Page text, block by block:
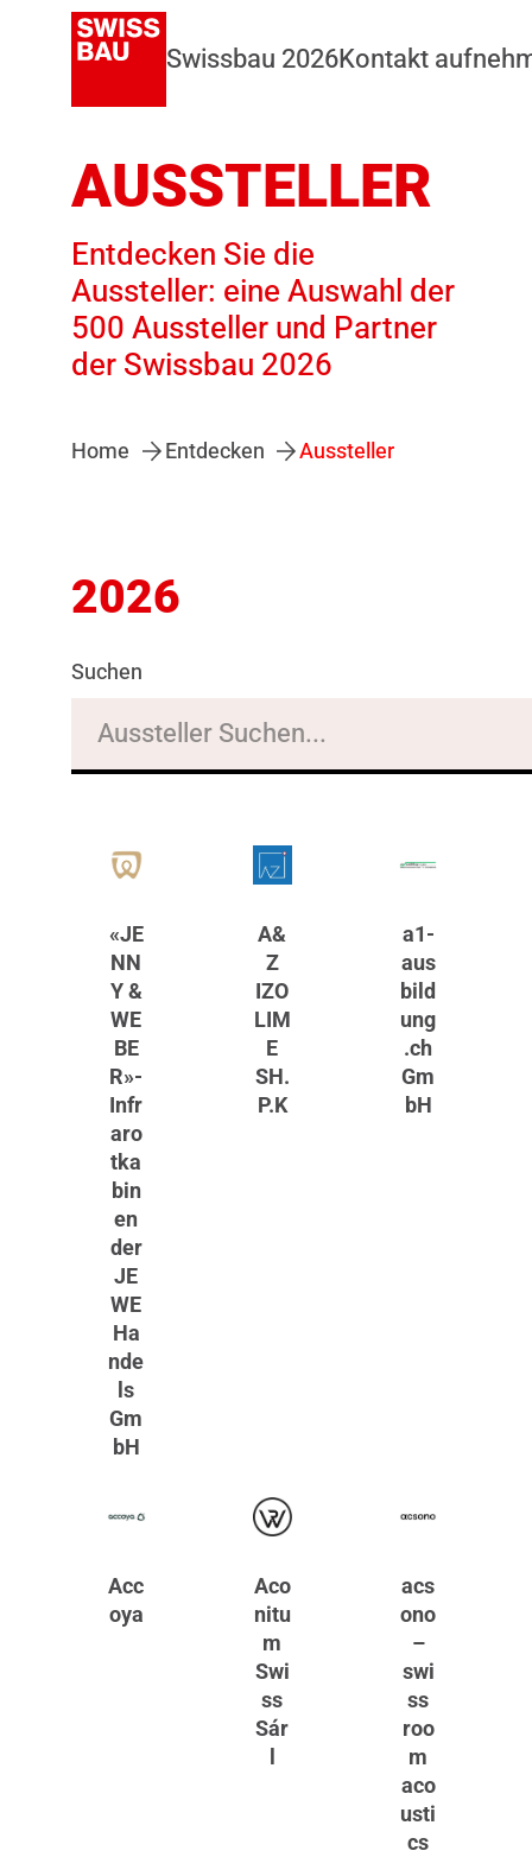
Swissbau 2026Kontakt
AUSSTELLER
Entdecken Sie die
Aussteller: eine Auswahl der
500 Aussteller und Partner
der Swissbau 2026
Home Entdecken Aussteller
2026
Suchen
«JE
NN
Y &
WE
BE
R»-
Infr
aro
tka
bin
en
der
JE
WE
Ha
nde
ls
Gm
bH
A&
Z
IZO
LIM
E
SH.
P.K
a1-
aus
bild
ung
.ch
Gm
bH
Acc
oya
Aco
nitu
m
Swi
ss
Sár
acs
ono
–
swi
ss
roo
m
aco
usti
cs